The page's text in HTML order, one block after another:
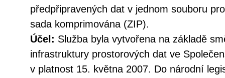
předpřipravených dat v jednom souboru
sada komprimována (ZIP).
Účel: Služba byla vytvořena na základě
infrastruktury prostorových dat ve
v platnost 15. května 2007. Do národní